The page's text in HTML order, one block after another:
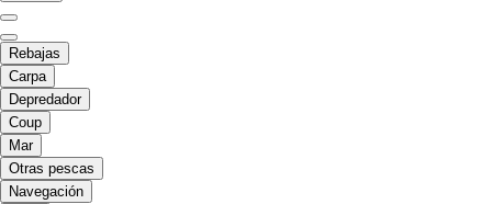
Rebajas
Carpa
Depredador
Coup
Mar
Otras pescas
Navegación